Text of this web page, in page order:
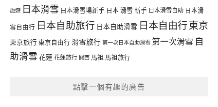
旅遊 日本滑雪 日本滑雪場新手 日本 滑雪 新手 日本滑雪自助 日本滑
雪自由行 日本自助旅行 日本自助滑雪 日本自由行東京
東京旅行 東京自由行 滑雪旅行 第一次日本自助滑雪 第一次滑雪 自
助滑雪 花蓮花蓮旅行 關西 馬祖 馬祖旅行
點擊一個有趣的廣告